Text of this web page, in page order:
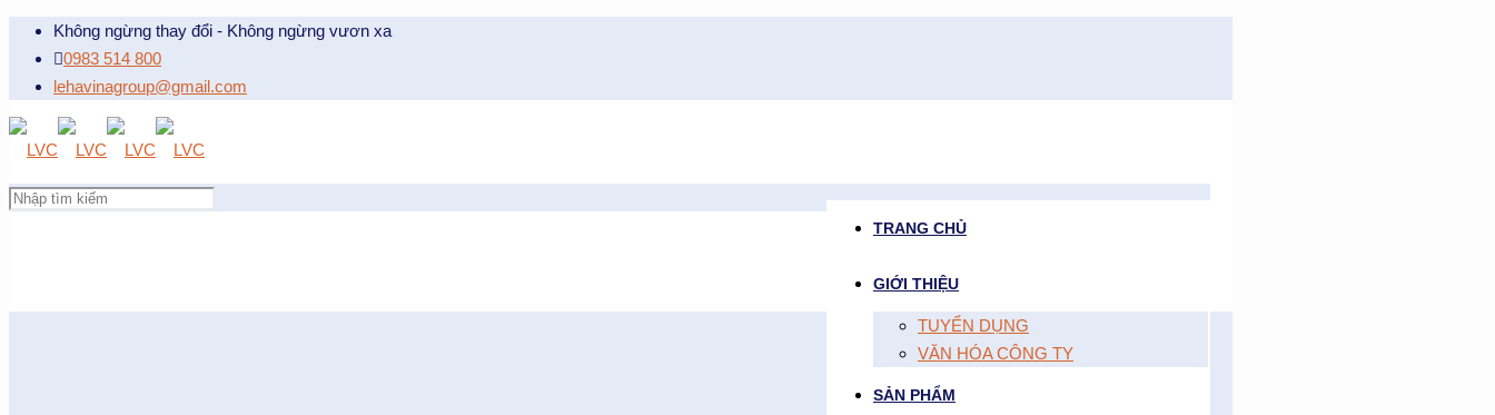
Không ngừng thay đổi - Không ngừng vươn xa
0983 514 800
lehavinagroup@gmail.com
TRANG CHỦ
GIỚI THIỆU
TUYỂN DỤNG
VĂN HÓA CÔNG TY
SẢN PHẨM